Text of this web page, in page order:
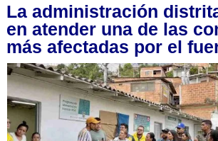
La administración
en atender una de las
más afectadas por el